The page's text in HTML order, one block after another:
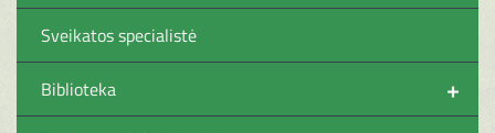
Sveikatos specialistė
+
Biblioteka